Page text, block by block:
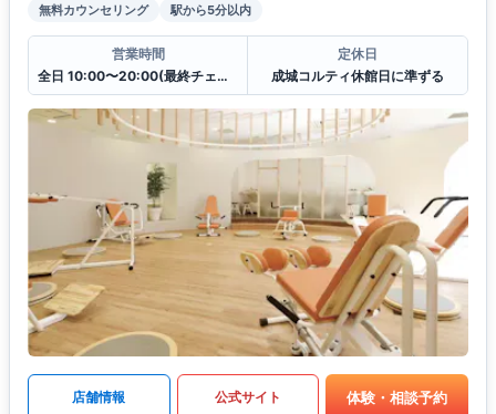
無料カウンセリング
駅から5分以内
営業時間
全日 10:00〜20:00(最終チェックイン19:30)
定休日
成城コルティ休館日に準ずる
店舗情報 公式サイト 体験・相談予約